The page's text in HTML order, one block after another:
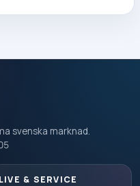
svenska marknad.
LIVE & SERVICE